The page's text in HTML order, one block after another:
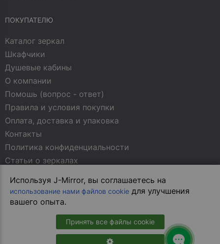
Используя J-Mirror, вы соглашаетесь на
использование нами файлов cookie для улучшения
вашего опыта.
Принять все файлы cookie
ПОКУПАТЕЛЮ
Каталог зеркал
Шкафчики
Душевые кабины
О компании
Помошь (вопрос - ответ)
Правила и условия покупки
Оплата, доставка и упаковка
Контакты
Политика конфиденциальности
Статьи о зеркалах
МЫ В СОЦСЕТЯХ
В магазин на сайте